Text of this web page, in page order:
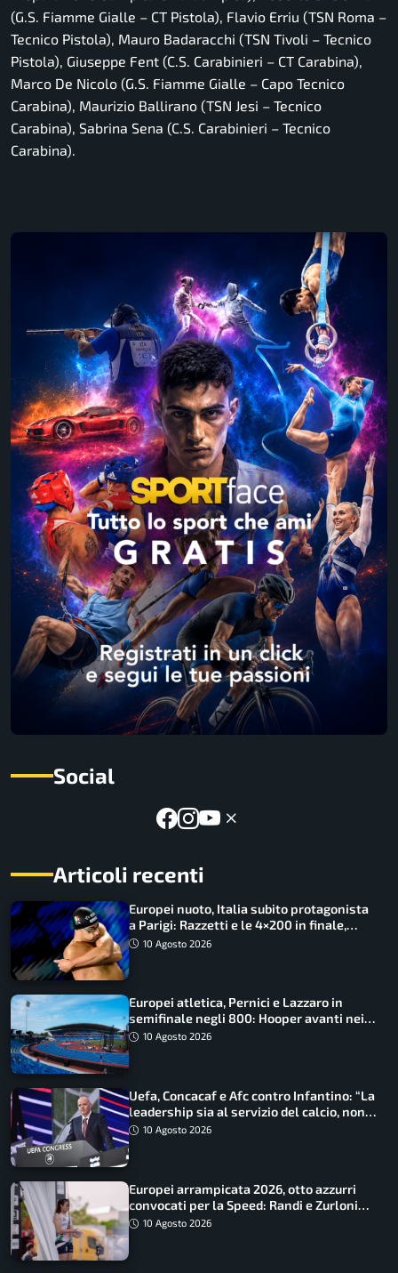
(G.S. Fiamme Gialle – CT Pistola), Flavio Erriu (TSN Roma –
Tecnico Pistola), Mauro Badaracchi (TSN Tivoli – Tecnico
Pistola), Giuseppe Fent (C.S. Carabinieri – CT Carabina),
Marco De Nicolo (G.S. Fiamme Gialle – Capo Tecnico
Carabina), Maurizio Ballirano (TSN Jesi – Tecnico
Carabina), Sabrina Sena (C.S. Carabinieri – Tecnico
Carabina).
Social
Articoli recenti
Europei nuoto, Italia subito protagonista
a Parigi: Razzetti e le 4×200 in finale,
Quadarella domina gli 800
10 Agosto 2026
Europei atletica, Pernici e Lazzaro in
semifinale negli 800: Hooper avanti nei
100, fuori Tecuceanu
10 Agosto 2026
Uefa, Concacaf e Afc contro Infantino: “La
leadership sia al servizio del calcio, non
cerchi di dominarlo”
10 Agosto 2026
Europei arrampicata 2026, otto azzurri
convocati per la Speed: Randi e Zurloni
guidano l’Italia
10 Agosto 2026